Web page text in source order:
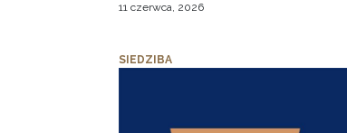
11 czerwca, 2026
SIEDZIBA